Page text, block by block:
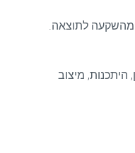
מהשקעה לתוצאה.
מיצוב